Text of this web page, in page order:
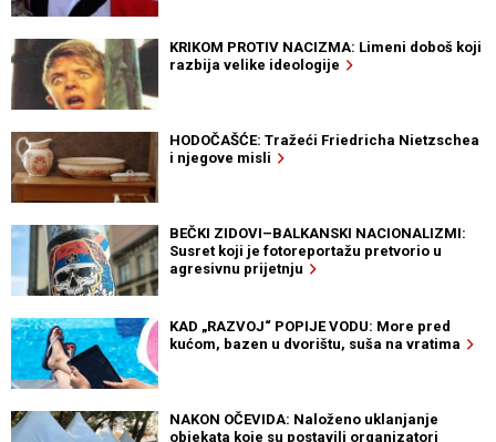
KRIKOM PROTIV NACIZMA: Limeni doboš koji
razbija velike ideologije
HODOČAŠĆE: Tražeći Friedricha Nietzschea
i njegove misli
BEČKI ZIDOVI–BALKANSKI NACIONALIZMI:
Susret koji je fotoreportažu pretvorio u
agresivnu prijetnju
KAD „RAZVOJ“ POPIJE VODU: More pred
kućom, bazen u dvorištu, suša na vratima
NAKON OČEVIDA: Naloženo uklanjanje
objekata koje su postavili organizatori